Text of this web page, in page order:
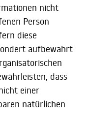
nicht
Person
diese
aufbewahrt
dass
einer
natürlichen